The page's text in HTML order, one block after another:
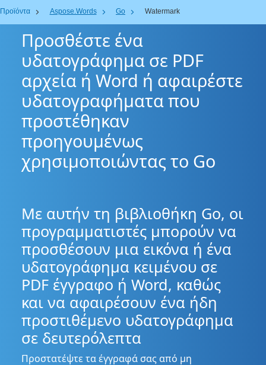
Προϊόντα Aspose.Words Go Watermark
Προσθέστε ένα
υδατογράφημα σε PDF
αρχεία ή Word ή αφαιρέστε
υδατογραφήματα που
προστέθηκαν
προηγουμένως
χρησιμοποιώντας το Go
Με αυτήν τη βιβλιοθήκη Go, οι
προγραμματιστές μπορούν να
προσθέσουν μια εικόνα ή ένα
υδατογράφημα κειμένου σε
PDF έγγραφο ή Word, καθώς
και να αφαιρέσουν ένα ήδη
προστιθέμενο υδατογράφημα
σε δευτερόλεπτα
Προστατέψτε τα έγγραφά σας από μη